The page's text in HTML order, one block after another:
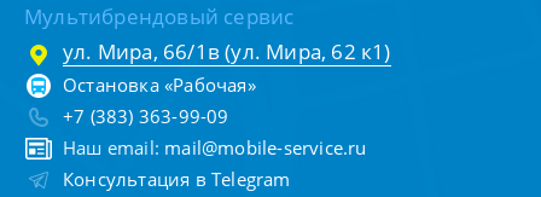
Мультибрендовый сервис
ул. Мира, 66/1в (ул. Мира, 62 к1)
Остановка «Рабочая»
+7 (383) 363-99-09
Наш email: mail@mobile-service.ru
Консультация в Telegram